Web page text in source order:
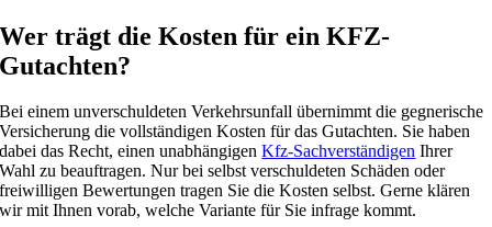
Wer trägt die Kosten für ein KFZ-
Gutachten?
Bei einem unverschuldeten Verkehrsunfall übernimmt die gegnerische
Versicherung die vollständigen Kosten für das Gutachten. Sie haben
dabei das Recht, einen unabhängigenKfz-Sachverständigen Ihrer
Wahl zu beauftragen. Nur bei selbst verschuldeten Schäden oder
freiwilligen Bewertungen tragen Sie die Kosten selbst. Gerne klären
wir mit Ihnen vorab, welche Variante für Sie infrage kommt.